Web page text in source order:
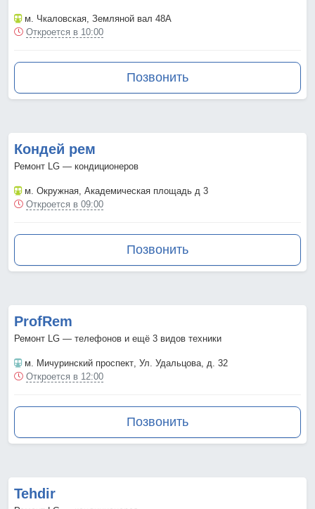
м. Чкаловская , Земляной вал 48А
Откроется в 10:00
Позвонить
Кондей рем
Ремонт LG — кондиционеров
м. Окружная , Академическая площадь д 3
Откроется в 09:00
Позвонить
ProfRem
Ремонт LG — телефонов и ещё 3 видов техники
м. Мичуринский проспект , Ул. Удальцова, д. 32
Откроется в 12:00
Позвонить
Tehdir